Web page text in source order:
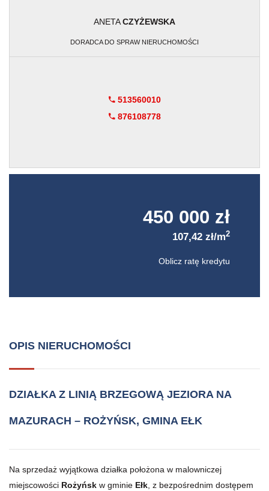
ANETACZYŻEWSKA
DORADCA DO SPRAW NIERUCHOMOŚCI
513560010
876108778
450 000 zł
107,42 zł/m2
Oblicz ratę kredytu
OPIS NIERUCHOMOŚCI
DZIAŁKA Z LINIĄ BRZEGOWĄ JEZIORA NA
MAZURACH – ROŻYŃSK, GMINA EŁK
Na sprzedaż wyjątkowa działka położona w malowniczej
miejscowości Rożyńsk w gminie Ełk , z bezpośrednim dostępem